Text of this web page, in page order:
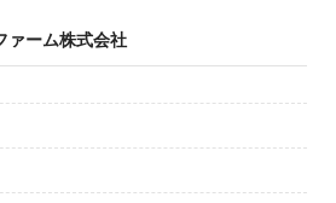
ァーム株式会社